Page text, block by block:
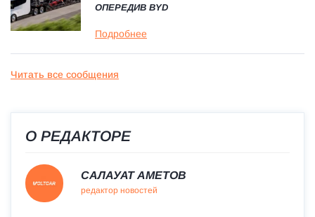
ОПЕРЕДИВ BYD
Подробнее
Читать все сообщения
О РЕДАКТОРЕ
САЛАУАТ АМЕТОВ
редактор новостей